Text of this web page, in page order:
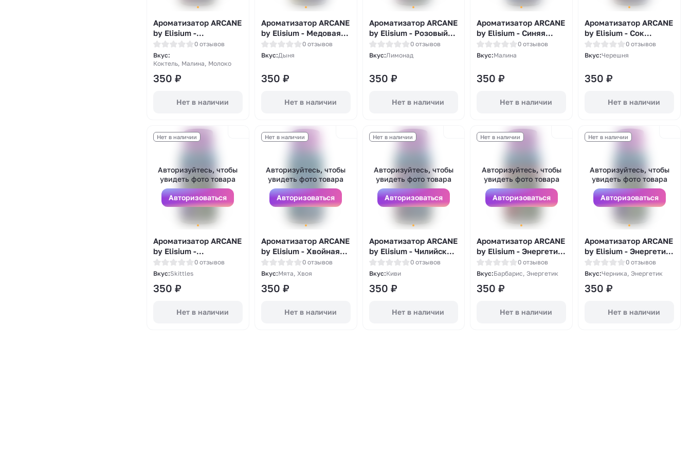
Ароматизатор ARCANE
by Elisium -
Малиновый молочный
коктейль 14мл
0 отзывов
Вкус:
Коктель, Малина, Молоко
350 ₽
Нет в наличии
Ароматизатор ARCANE
by Elisium - Медовая
Дыня 14мл0 отзывов
Вкус:Дыня
350 ₽
Нет в наличии
Ароматизатор ARCANE
by Elisium - Розовый
Лимонад 14мл0 отзывов
Вкус:Лимонад
350 ₽
Нет в наличии
Ароматизатор ARCANE
by Elisium - Синяя
Малина 14мл0 отзывов
Вкус:Малина
350₽
Нет в наличии
Ароматизатор ARCANE
by Elisium - Сок
Черешни 14мл0 отзывов
Вкус:Черешня
350₽
Нет в наличии
Нет в наличии
Авторизуйтесь, чтобы
увидеть фото товара
Авторизоваться
Ароматизатор ARCANE
by Elisium -
Фиолетовый скитлс
14мл
0 отзывов
Вкус:Skittles
350 ₽
Нет в наличии
Нет в наличии
Авторизуйтесь, чтобы
увидеть фото товара
Авторизоваться
Ароматизатор ARCANE
by Elisium - Хвойная
Мята 14мл0 отзывов
Вкус:Мята, Хвоя
350 ₽
Нет в наличии
Нет в наличии
Авторизуйтесь, чтобы
увидеть фото товара
Авторизоваться
Ароматизатор ARCANE
by Elisium - Чилийский
киви 14мл 0 отзывов
Вкус:Киви
350 ₽
Нет в наличии
Нет в наличии
Авторизуйтесь, чтобы
увидеть фото товара
Авторизоваться
Ароматизатор ARCANE
by Elisium - Энергетик
барбарис 14мл
0 отзывов
Вкус:Барбарис, Энергетик
350₽
Нет в наличии
Нет в наличии
Авторизуйтесь, чтобы
увидеть фото товара
Авторизоваться
Ароматизатор ARCANE
by Elisium - Энергетик
Черника 14мл0 отзывов
Вкус:Черника, Энергетик
350₽
Нет в наличии